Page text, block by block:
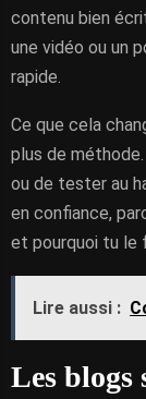
contenu bien
une vidéo ou un
rapide.
Ce que cela
plus de méthode.
ou de tester au
en confiance,
et pourquoi tu le
Lire aussi :
Les blogs